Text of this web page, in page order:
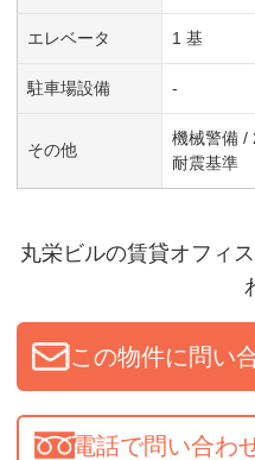
エレベータ 1 基
駐車場設備 -
その他
機械警備 /
耐震基準
丸栄ビルの賃貸オフィ
この物件に問い
電話で問い合わ